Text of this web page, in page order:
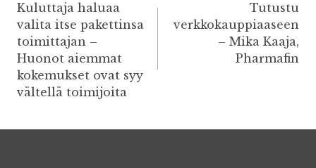
SELAUS
Kuluttaja haluaa
valita itse pakettinsa
toimittajan –
Huonot aiemmat
kokemukset ovat syy
vältellä toimijoita
Tutustu
verkkokauppiaaseen
– Mika Kaaja,
Pharmafin